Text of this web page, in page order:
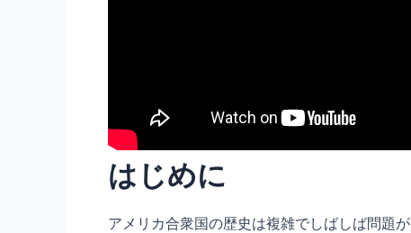
はじめに
アメリカ合衆国の歴史は複雑でしばしば問題